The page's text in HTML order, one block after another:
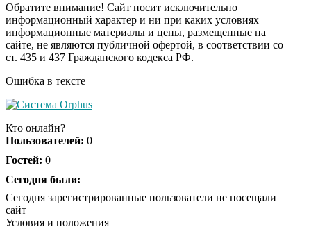
i
Королева вагона
отожгла! Видео не
оставит равнодушным
Обратите внимание! Сайт носит исключительно
информационный характер и ни при каких условиях
информационные материалы и цены, размещенные на
сайте, не являются публичной офертой, в соответствии со
ст. 435 и 437 Гражданского кодекса РФ.
Ошибка в тексте
Кто онлайн?
Пользователей: 0
Гостей: 0
Сегодня были:
Сегодня зарегистрированные пользователи не посещали
сайт
Условия и положения